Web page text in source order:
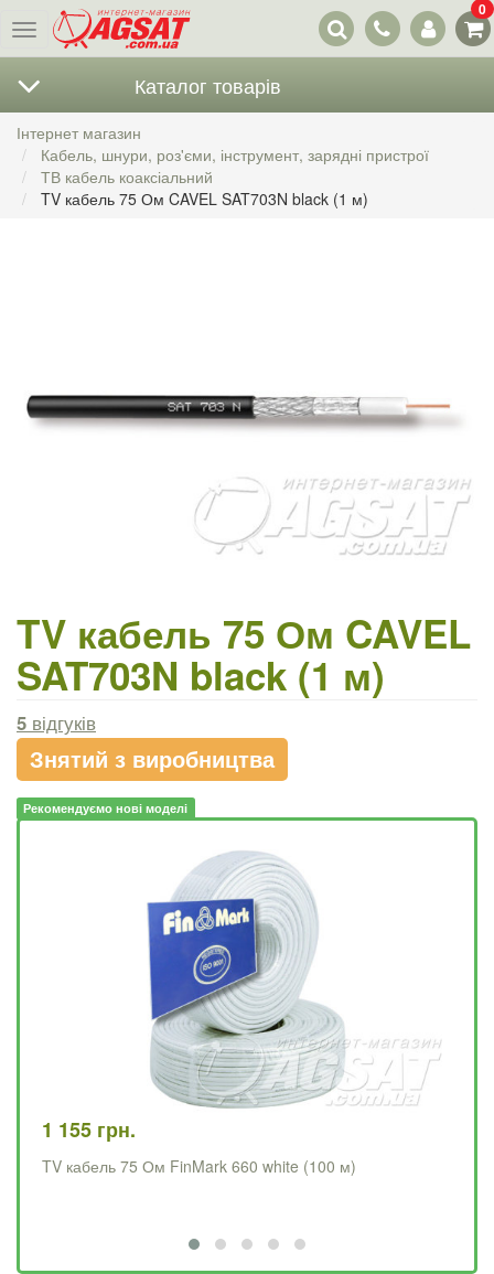
Меню
Наші
контакти
0
Каталог товарів
Інтернет магазин
Кабель, шнури, роз'єми, інструмент, зарядні пристрої
ТВ кабель коаксіальний
TV кабель 75 Ом CAVEL SAT703N black (1 м)
TV кабель 75 Ом CAVEL
SAT703N black (1 м)
5 відгуків
Знятий з виробництва
Рекомендуємо нові моделі
1 155 грн.
TV кабель 75 Ом FinMark 660 white (100 м)